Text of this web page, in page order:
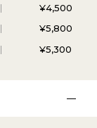
¥4,500
¥5,800
¥5,300